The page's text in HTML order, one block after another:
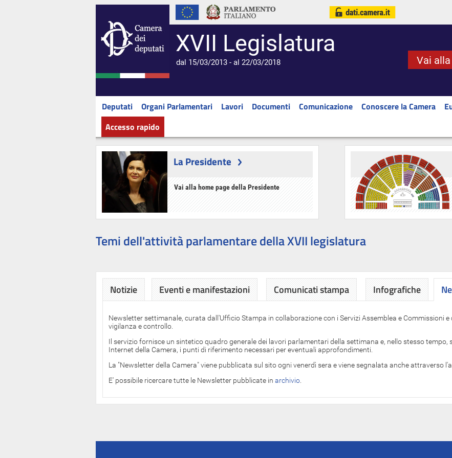
XVII Legislatura
dal 15/03/2013 - al 22/03/2018 Vai
Deputati Organi Parlamentari Lavori Documenti Comunicazione Conoscere la Camera
Accesso rapido
La Presidente
Vai alla home page della Presidente
Temi dell'attività parlamentare della XVII legislatura
Notizie Eventi e manifestazioni Comunicati stampa Infografiche
Newsletter settimanale, curata dall'Ufficio Stampa in collaborazione con i Servizi Assemblea e Commissioni
vigilanza e controllo.
Il servizio fornisce un sintetico quadro generale dei lavori parlamentari della settimana e, nello stesso
Internet della Camera, i punti di riferimento necessari per eventuali approfondimenti.
La "Newsletter della Camera" viene pubblicata sul sito ogni venerdì sera e viene segnalata anche attraverso
E' possibile ricercare tutte le Newsletter pubblicate in archivio